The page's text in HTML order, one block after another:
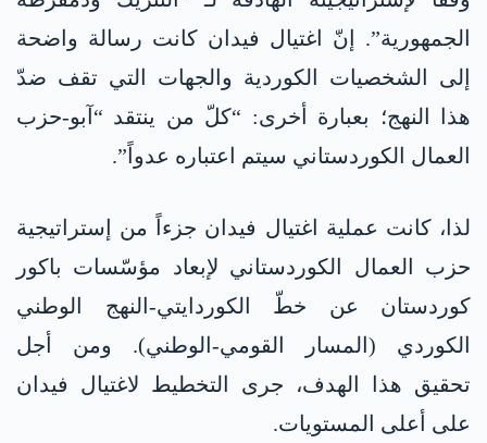
الجمهورية”. إنّ اغتيال فيدان كانت رسالة واضحة
إلى الشخصيات الكوردية والجهات التي تقف ضدّ
هذا النهج؛ بعبارة أخرى: “كلّ من ينتقد “آبو-حزب
العمال الكوردستاني سيتم اعتباره عدواً”.
لذا، كانت عملية اغتيال فيدان جزءاً من إستراتيجية
حزب العمال الكوردستاني لإبعاد مؤسّسات باكور
كوردستان عن خطّ الكوردايتي-النهج الوطني
الكوردي (المسار القومي-الوطني). ومن أجل
تحقيق هذا الهدف، جرى التخطيط لاغتيال فيدان
على أعلى المستويات.